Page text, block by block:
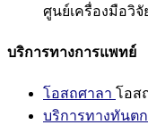
ศูนย์เครื่องมือวิจั
บริการทางการแพทย์
โอสถศาลา โอส
บริการทางทันต